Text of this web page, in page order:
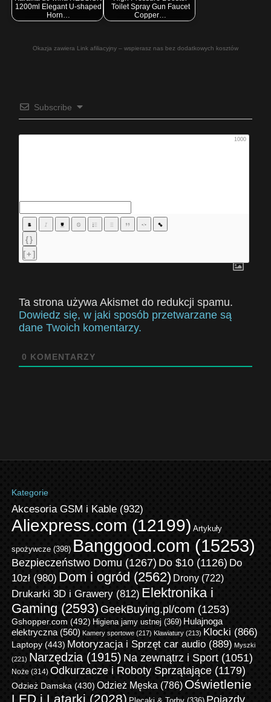
1200ml Elegant U-shaped
Horn…
Toilet Spray Gun Faucet
Copper…
Okazja zawiera Link afiliacyjny – wspierasz nas bez dodatkowych kosztów
Subscribe
1000
{}
[+]
Ta strona używa Akismet do redukcji spamu.
Dowiedz się, w jaki sposób przetwarzane są
dane Twoich komentarzy.
0 KOMENTARZY
Kategorie
Akcesoria GSM i Kable(932)
Aliexpress.com (12199) Artykuły
spożywcze(398) Banggood.com (15253)
Bezpieczeństwo Domu (1267) Do $10(1126) Do
10zł(980) Dom i ogród (2562) Drony(722)
Drukarki 3D i Grawery(812) Elektronika i
Gaming (2593) GeekBuying.pl/com (1253)
Gshopper.com (492) Higiena jamy ustnej (369) Hulajnoga
elektryczna(560) Kamery sportowe(217) Klawiatury(213) Klocki (866)
Laptopy(443) Motoryzacja i Sprzęt car audio(889) Myszki
(221) Narzędzia(1915) Na zewnątrz i Sport(1051)
Noże (314) Odkurzacze i Roboty Sprzątające(1179)
Odzież Damska(430) Odzież Męska (786) Oświetlenie
LED i Latarki (2028)
Pojazdy